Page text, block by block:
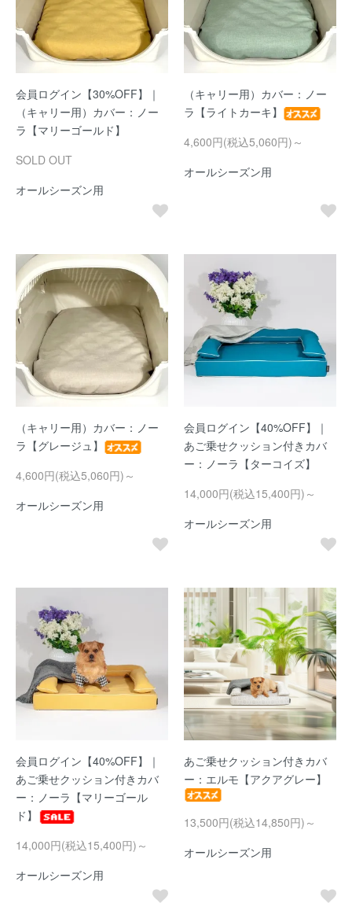
会員ログイン【30%OFF】｜
（キャリー用）カバー：ノー
ラ【マリーゴールド】
SOLD OUT
オールシーズン用
（キャリー用）カバー：ノー
ラ【ライトカーキ】
4,600円(税込5,060円)～
オールシーズン用
（キャリー用）カバー：ノー
ラ【グレージュ】
4,600円(税込5,060円)～
オールシーズン用
会員ログイン【40%OFF】｜
あご乗せクッション付きカバ
ー：ノーラ【ターコイズ】
14,000円(税込15,400円)～
オールシーズン用
会員ログイン【40%OFF】｜
あご乗せクッション付きカバ
ー：ノーラ【マリーゴール
ド】
14,000円(税込15,400円)～
オールシーズン用
あご乗せクッション付きカバ
ー：エルモ【アクアグレー】
13,500円(税込14,850円)～
オールシーズン用